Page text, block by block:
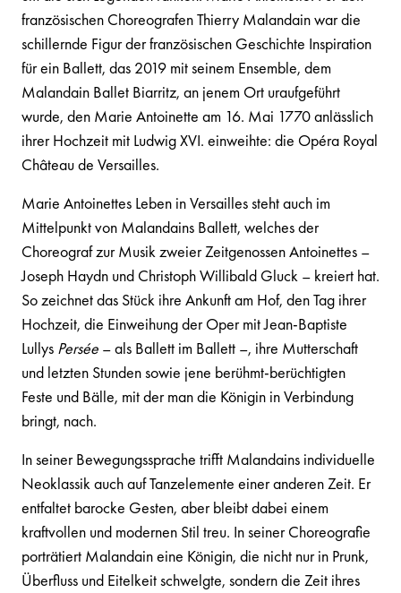
französischen Choreografen Thierry Malandain war die
schillernde Figur der französischen Geschichte Inspiration
für ein Ballett, das 2019 mit seinem Ensemble, dem
Malandain Ballet Biarritz, an jenem Ort uraufgeführt
wurde, den Marie Antoinette am 16. Mai 1770 anlässlich
ihrer Hochzeit mit Ludwig XVI. einweihte: die Opéra Royal
Château de Versailles.
Marie Antoinettes Leben in Versailles steht auch im
Mittelpunkt von Malandains Ballett, welches der
Choreograf zur Musik zweier Zeitgenossen Antoinettes –
Joseph Haydn und Christoph Willibald Gluck – kreiert hat.
So zeichnet das Stück ihre Ankunft am Hof, den Tag ihrer
Hochzeit, die Einweihung der Oper mit Jean-Baptiste
Lullys Persée – als Ballett im Ballett –, ihre Mutterschaft
und letzten Stunden sowie jene berühmt-berüchtigten
Feste und Bälle, mit der man die Königin in Verbindung
bringt, nach.
In seiner Bewegungssprache trifft Malandains individuelle
Neoklassik auch auf Tanzelemente einer anderen Zeit. Er
entfaltet barocke Gesten, aber bleibt dabei einem
kraftvollen und modernen Stil treu. In seiner Choreografie
porträtiert Malandain eine Königin, die nicht nur in Prunk,
Überfluss und Eitelkeit schwelgte, sondern die Zeit ihres